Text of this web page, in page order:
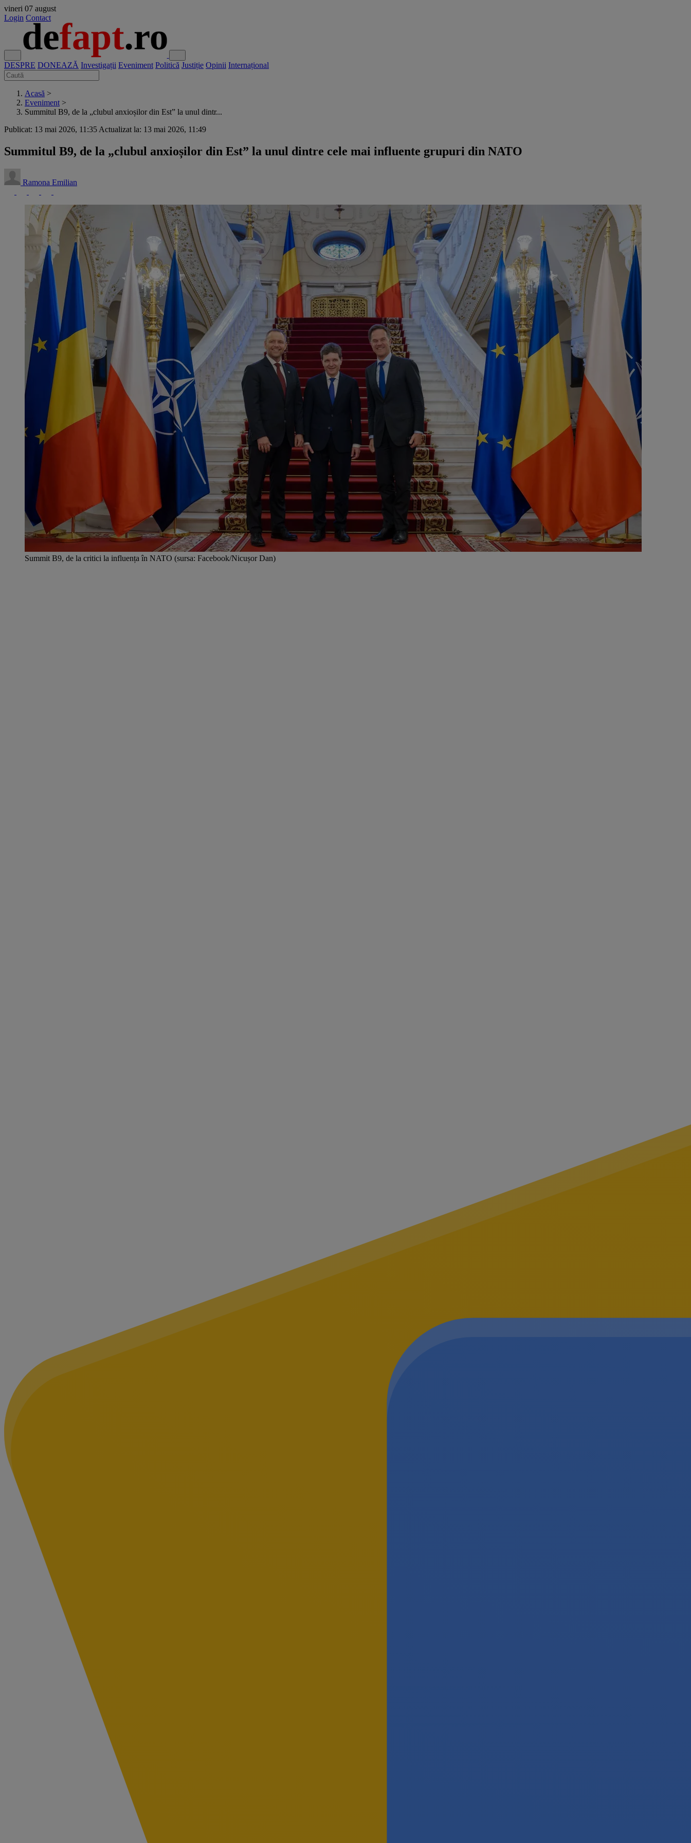
vineri 07 august
Login Contact
DESPRE DONEAZĂ Investigații Eveniment Politică Justiție Opinii Internațional
Acasă >
Eveniment >
Summitul B9, de la „clubul anxioșilor din Est” la unul dintr...
Publicat: 13 mai 2026, 11:35 Actualizat la: 13 mai 2026, 11:49
Summitul B9, de la „clubul anxioșilor din Est” la unul dintre cele mai influente grupuri din NATO
Ramona Emilian
Summit B9, de la critici la influența în NATO (sursa: Facebook/Nicușor Dan)